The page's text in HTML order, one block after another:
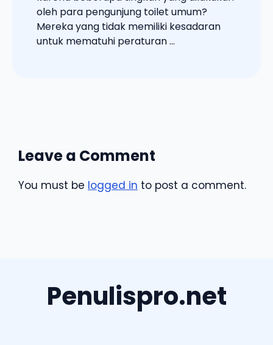
oleh para pengunjung toilet umum?
Mereka yang tidak memiliki kesadaran
untuk mematuhi peraturan ...
Leave a Comment
You must be logged in to post a comment.
Penulispro.net